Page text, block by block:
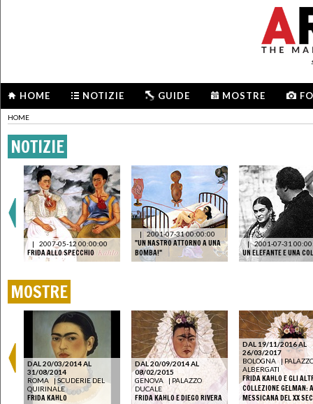
HOME NOTIZIE GUIDE MOSTRE
HOME
NOTIZIE
| 2007-05-12 00:00:00
FRIDA ALLO SPECCHIO
| 2001-07-31 00:00:00
"UN NASTRO ATTORNO A UNA
BOMBA!"
| 2001-07-31
UN ELEFANTE E UNA
MOSTRE
DAL 20/03/2014 AL
31/08/2014
ROMA
|SCUDERIE DEL
QUIRINALE
FRIDA KAHLO
DAL 20/09/2014 AL
08/02/2015
GENOVA
| PALAZZO
DUCALE
FRIDA KAHLO E DIEGO RIVERA
DAL 19/11/2016 AL
26/03/2017
BOLOGNA |
ALBERGATI
FRIDA KAHLO E GLI
COLLEZIONE GELMAN:
MESSICANA DEL XX